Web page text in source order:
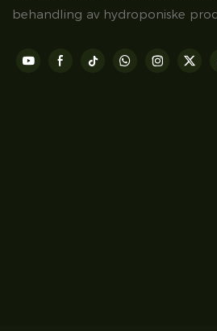
behandling av hydroponiske